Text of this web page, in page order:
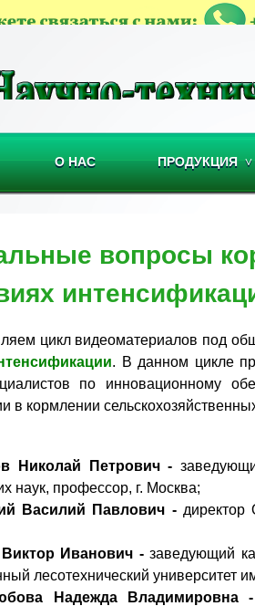
О НАС ПРОДУКЦИЯ
вопросы
цикл видеоматериалов под
. В данном цикле
по инновационному
в кормлении
Николай Петрович -
наук, профессор, г. Москва;
Василий Павлович -
Иванович -заведующий
лесотехнический университет
Надежда